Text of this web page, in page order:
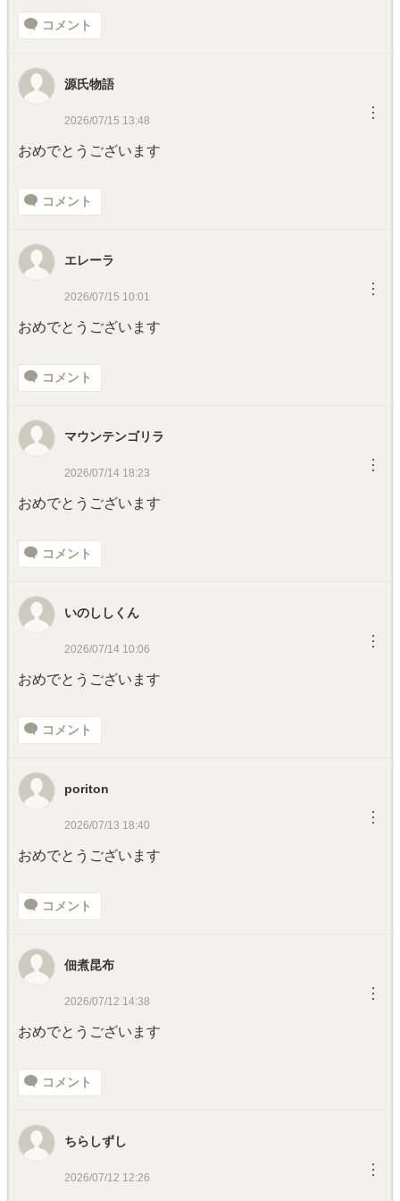
コメント
源氏物語
2026/07/15 13:48 ︙
おめでとうございます
コメント
エレーラ
2026/07/15 10:01 ︙
おめでとうございます
コメント
マウンテンゴリラ
2026/07/14 18:23 ︙
おめでとうございます
コメント
いのししくん
2026/07/14 10:06 ︙
おめでとうございます
コメント
poriton
2026/07/13 18:40 ︙
おめでとうございます
コメント
佃煮昆布
2026/07/12 14:38 ︙
おめでとうございます
コメント
ちらしずし
2026/07/12 12:26 ︙